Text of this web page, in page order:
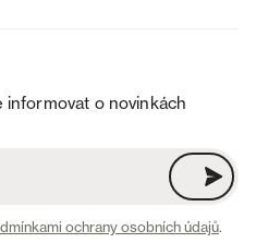
informovat o novinkách
ochrany osobních údajů.